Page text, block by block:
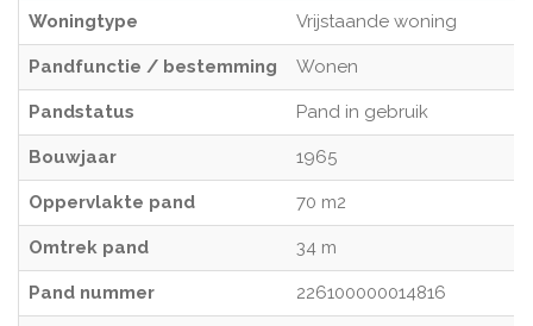
Woningtype Vrijstaande woning
Pandfunctie / bestemming Wonen
Pandstatus Pand in gebruik
Bouwjaar 1965
Oppervlakte pand 70 m2
Omtrek pand 34 m
Pand nummer 226100000014816